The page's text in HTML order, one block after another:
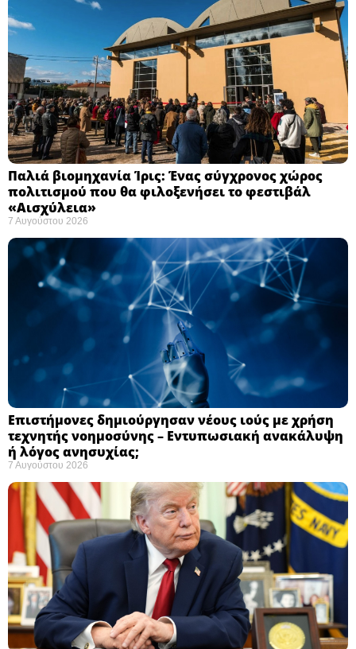
Παλιά βιομηχανία Ίρις: Ένας σύγχρονος χώρος
πολιτισμού που θα φιλοξενήσει το φεστιβάλ
«Αισχύλεια» ​
7 Αυγούστου 2026
Επιστήμονες δημιούργησαν νέους ιούς με χρήση
τεχνητής νοημοσύνης – Εντυπωσιακή ανακάλυψη
ή λόγος ανησυχίας; ​
7 Αυγούστου 2026